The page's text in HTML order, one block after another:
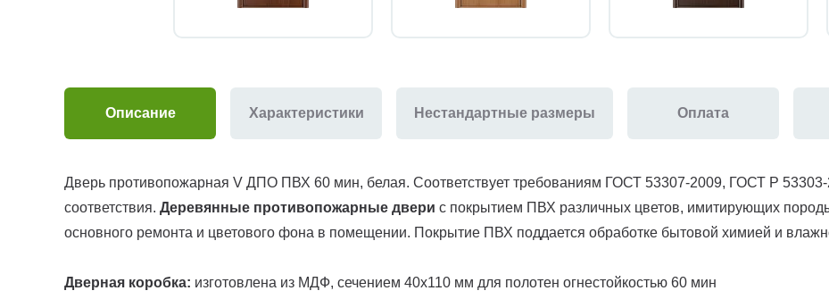
Описание Характеристики Нестандартные размеры Оплата
Дверь противопожарная V ДПО ПВХ 60 мин, белая. Соответствует требованиям ГОСТ 53307-2009, ГОСТ Р
соответствия. Деревянные противопожарные двери с покрытием ПВХ различных цветов, имитирующих
основного ремонта и цветового фона в помещении. Покрытие ПВХ поддается обработке бытовой химией и
Дверная коробка: изготовлена из МДФ, сечением 40х110 мм для полотен огнестойкостью 60 мин